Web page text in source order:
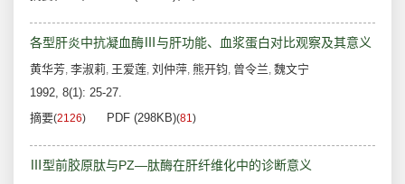
各型肝炎中抗凝血酶Ⅲ与肝功能、血浆蛋白对比观察及其意义
黄华芳, 李淑莉, 王爱莲, 刘仲萍, 熊开钧, 曾令兰, 魏文宁
1992, 8(1): 25-27.
摘要(2126) PDF (298KB)(81)
Ⅲ型前胶原肽与PZ—肽酶在肝纤维化中的诊断意义